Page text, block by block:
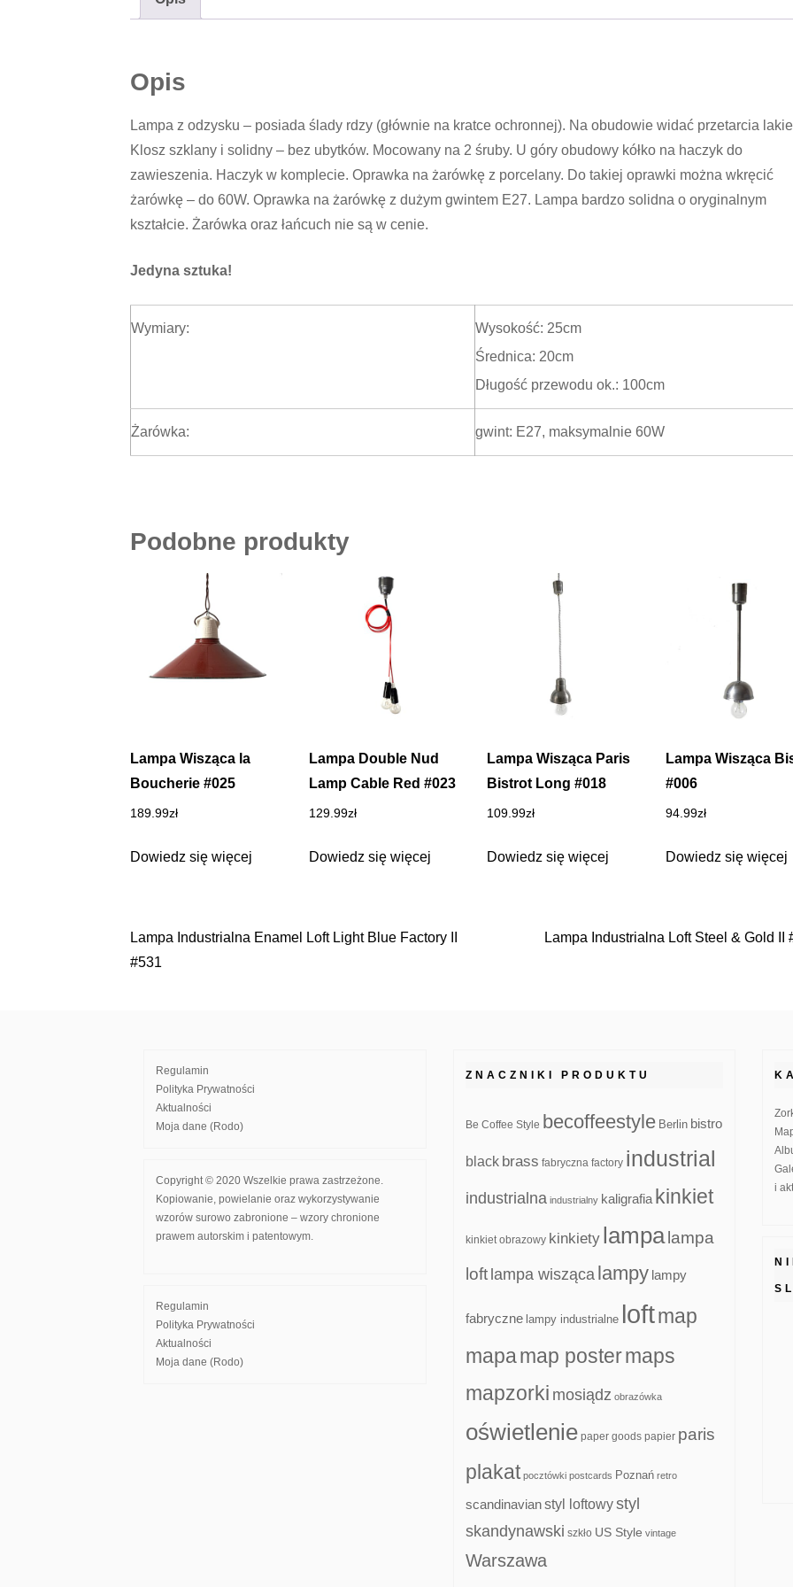
Opis
Lampa z odzysku – posiada ślady rdzy (głównie na kratce ochronnej). Na obudowie widać przetarcia
Klosz szklany i solidny – bez ubytków. Mocowany na 2 śruby. U góry obudowy kółko na haczyk do
zawieszenia. Haczyk w komplecie. Oprawka na żarówkę z porcelany. Do takiej oprawki można wkręcić
żarówkę – do 60W. Oprawka na żarówkę z dużym gwintem E27. Lampa bardzo solidna o oryginalnym
kształcie. Żarówka oraz łańcuch nie są w cenie.
Jedyna sztuka!
Wymiary:
Wysokość: 25cm
Średnica: 20cm
Długość przewodu ok.: 100cm
Żarówka: gwint: E27, maksymalnie 60W
Podobne produkty
Lampa Wisząca la
Boucherie #025
189.99zł
Dowiedz się więcej
Lampa Double Nud
Lamp Cable Red #023
129.99zł
Dowiedz się więcej
Lampa Wisząca Paris
Bistrot Long #018
109.99zł
Dowiedz się więcej
Lampa Wisząca
#006
94.99zł
Dowiedz się więcej
Nawigacja
Lampa Industrialna Enamel Loft Light Blue Factory II
#531
Lampa Industrialna Loft Steel & Gold II
Regulamin
Polityka Prywatności
Aktualności
Moja dane (Rodo)
Copyright © 2020 Wszelkie prawa zastrzeżone.
Kopiowanie, powielanie oraz wykorzystywanie
wzorów surowo zabronione – wzory chronione
prawem autorskim i patentowym.
Regulamin
Polityka Prywatności
Aktualności
Moja dane (Rodo)
ZNACZNIKI PRODUKTU
Be Coffee Style becoffeestyle Berlin bistro
black brass fabryczna factory industrial
industrialna industrialny kaligrafia kinkiet
kinkiet obrazowy kinkiety lampa lampa
loft lampa wisząca lampy lampy
fabryczne lampy industrialne loftmap
mapamap postermaps
mapzorki mosiądz obrazówka
oświetlenie paper goods papier paris
plakat pocztówki postcards Poznań retro
scandinavianstyl loftowystyl
skandynawski szkło US Style vintage
Warszawa
i